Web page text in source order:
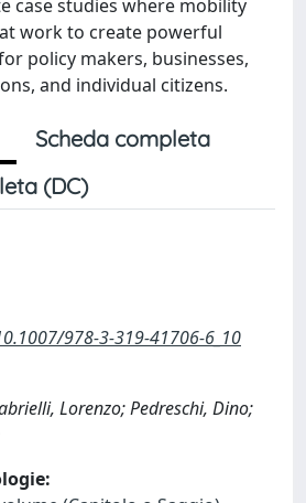
case studies where mobility
work to create powerful
policy makers, businesses,
and individual citizens.
Scheda completa
(DC)
978-3-319-41706-6_10
Lorenzo; Pedreschi, Dino;